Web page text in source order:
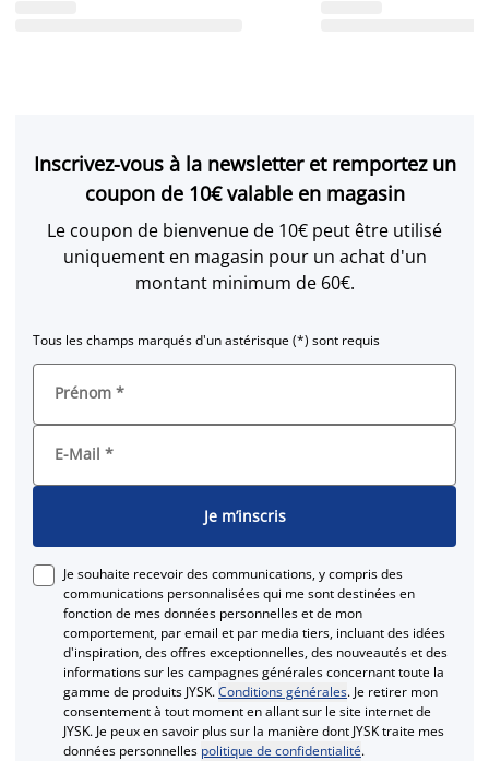
Inscrivez-vous à la newsletter et remportez un
coupon de 10€ valable en magasin
Le coupon de bienvenue de 10€ peut être utilisé
uniquement en magasin pour un achat d'un
montant minimum de 60€.
Tous les champs marqués d'un astérisque (*) sont requis
Prénom *
E-Mail *
Je m’inscris
Je souhaite recevoir des communications, y compris des
communications personnalisées qui me sont destinées en
fonction de mes données personnelles et de mon
comportement, par email et par media tiers, incluant des idées
d'inspiration, des offres exceptionnelles, des nouveautés et des
informations sur les campagnes générales concernant toute la
gamme de produits JYSK.Conditions générales. Je retirer mon
consentement à tout moment en allant sur le site internet de
JYSK. Je peux en savoir plus sur la manière dont JYSK traite mes
données personnelles politique de confidentialité.